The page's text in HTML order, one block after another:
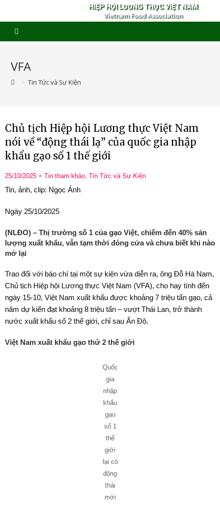
HIỆP HỘI LƯƠNG THỰC VIỆT NAM
Vietnam Food Association
VFA
> Tin Tức và Sự Kiện
Chủ tịch Hiệp hội Lương thực Việt Nam
nói về “động thái lạ” của quốc gia nhập
khẩu gạo số 1 thế giới
25/10/2025 Tin tham khảo, Tin Tức và Sự Kiện
Tin, ảnh, clip: Ngọc Ánh
Ngày 25/10/2025
(NLĐO) – Thị trường số 1 của gạo Việt, chiếm đến 40% sản
lượng xuất khẩu, vẫn tạm thời đóng cửa và chưa biết khi nào
mở lại
Trao đổi với báo chí tại một sự kiện vừa diễn ra, ông Đỗ Hà Nam,
Chủ tịch Hiệp hội Lương thực Việt Nam (VFA), cho hay tính đến
ngày 15-10, Việt Nam xuất khẩu được khoảng 7 triệu tấn gạo, cả
năm dự kiến đạt khoảng 8 triệu tấn – vượt Thái Lan, trở thành
nước xuất khẩu số 2 thế giới, chỉ sau Ấn Độ.
Việt Nam xuất khẩu gạo thứ 2 thế giới
Quốc
gia
nhập
khẩu
gạo
số 1
thế
giới
lại có
động
thái
mới